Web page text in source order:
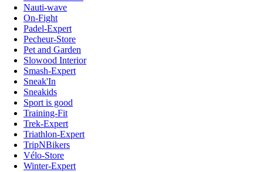
Nauti-wave
On-Fight
Padel-Expert
Pecheur-Store
Pet and Garden
Slowood Interior
Smash-Expert
Sneak'In
Sneakids
Sport is good
Training-Fit
Trek-Expert
Triathlon-Expert
TripNBikers
Vélo-Store
Winter-Expert